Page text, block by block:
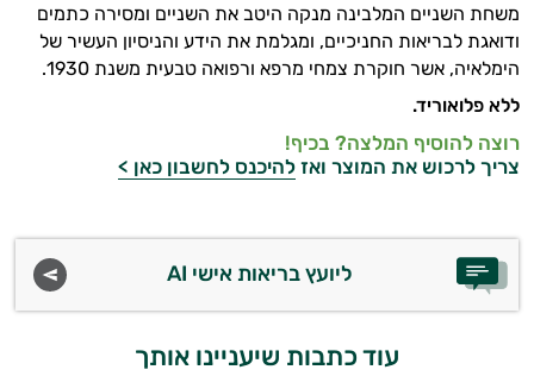
משחת השניים המלבינה מנקה היטב את השניים ומסירה כתמים
ודואגת לבריאות החניכיים, ומגלמת את הידע והניסיון העשיר של
הימלאיה, אשר חוקרת צמחי מרפא ורפואה טבעית משנת 1930.
ללא פלואוריד.
רוצה להוסיף המלצה? בכיף!
צריך לרכוש את המוצר ואז להיכנס לחשבון כאן >
ליועץ בריאות אישי AI
עוד כתבות שיעניינו אותך